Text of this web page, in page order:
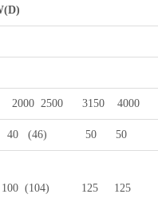
2500 3150 4000
40 (46) 50 50
(104) 125 125